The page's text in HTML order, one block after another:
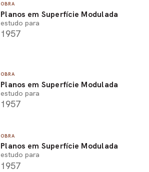
OBRA
Planos em Superfície Modulada
estudo para
1957
OBRA
Planos em Superfície Modulada
estudo para
1957
OBRA
Planos em Superfície Modulada
estudo para
1957